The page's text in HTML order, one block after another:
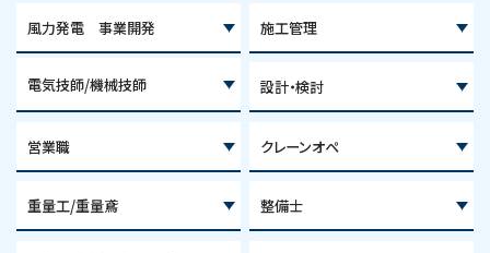
風力発電 事業開発 施工管理
電気技師/機械技師 設計・検討
営業職 クレーンオペ
重量工/重量鳶 整備士